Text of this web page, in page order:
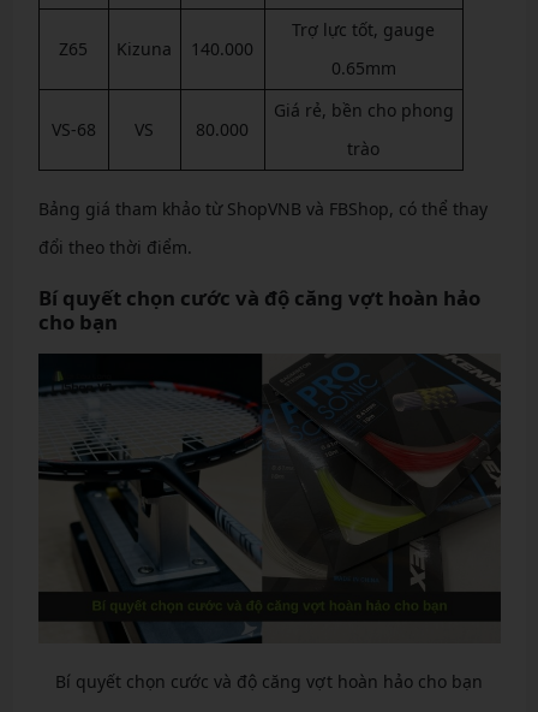
Z65 Kizuna 140.000
Trợ lực tốt, gauge
0.65mm
VS-68 VS 80.000
Giá rẻ, bền cho phong
trào
Bảng giá tham khảo từ ShopVNB và FBShop, có thể thay
đổi theo thời điểm.
Bí quyết chọn cước và độ căng vợt hoàn hảo
cho bạn
Bí quyết chọn cước và độ căng vợt hoàn hảo cho bạn